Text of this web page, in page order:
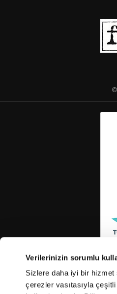
Verilerinizin sorumlu
Sizlere daha iyi bir
çerezler vasıtasıyla